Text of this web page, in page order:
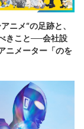
ニメ“の足跡と、
きこと──会社設
ニメーター「のを